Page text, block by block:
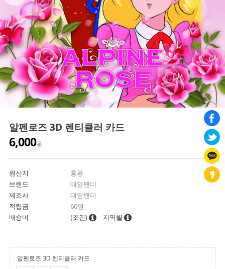
알펜로즈 3D 렌티큘러 카드
6,000원
원산지
홍콩
브랜드
대영팬더
제조사
대영팬더
적립금
60원
배송비
(조건) 지역별
알펜로즈 3D 렌티큘러 카드